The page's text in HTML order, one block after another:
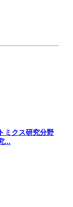
ミクス研究分野
...